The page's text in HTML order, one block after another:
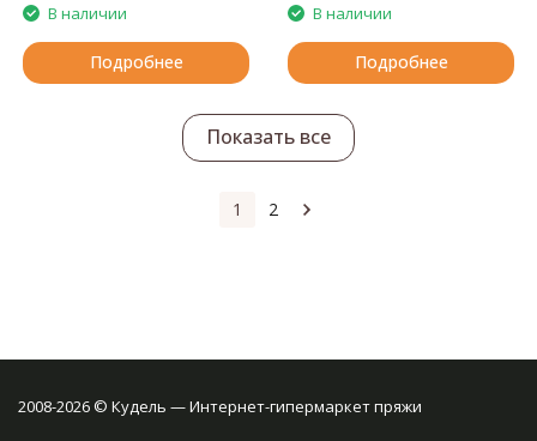
В наличии
Подробнее
В наличии
Подробнее
Показать все
1 2
2008-2026 © Кудель — Интернет-гипермаркет пряжи